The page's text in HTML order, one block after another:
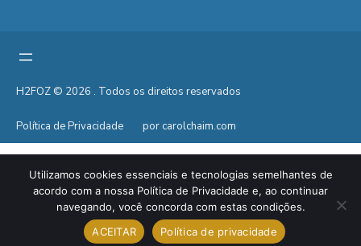
H2FOZ © 2026 . Todos os direitos reservados
Política de Privacidade por carolchaim.com
Utilizamos cookies essenciais e tecnologias semelhantes de
acordo com a nossa Política de Privacidade e, ao continuar
navegando, você concorda com estas condições.
ACEITAR
Política de privacidade